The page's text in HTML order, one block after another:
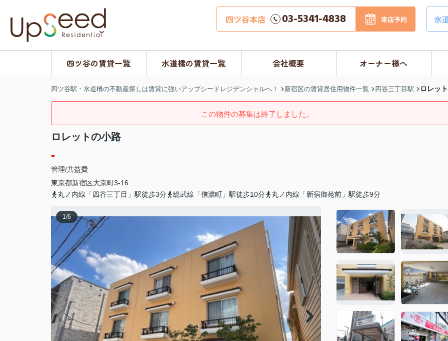
四ツ谷本店 03-5341-4838 来店予約 水
四ツ谷の賃貸一覧 水道橋の賃貸一覧 会社概要 オーナー様へ
四ツ谷駅・水道橋の不動産探しは賃貸に強いアップシードレジデンシャルへ！ 新宿区の賃貸居住用物件一覧 四谷三丁目駅 ロレッ
この物件の募集は終了しました。
ロレットの小路
-
管理/共益費 -
東京都新宿区大京町3-16
丸ノ内線「四谷三丁目」駅徒歩3分
総武線「信濃町」駅徒歩10分 丸ノ内線「新宿御苑前」駅徒歩9分
1/6